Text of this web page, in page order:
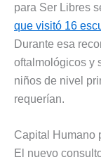
para Ser Libres
que visitó 16
Durante esa
oftalmológicos y
niños de nivel
requerían.
Capital Humano
El nuevo